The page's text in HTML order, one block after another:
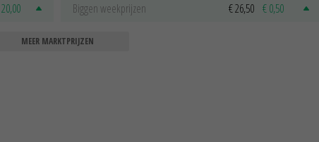
Biggen weekprijzen
€ 26,50 € 0,50
MEER MARKTPRIJZEN